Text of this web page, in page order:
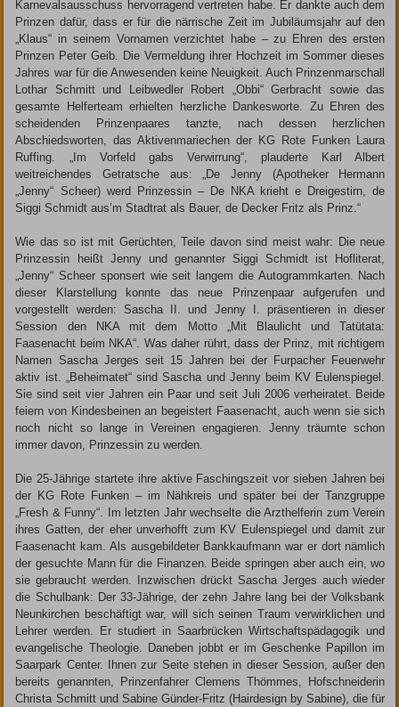
Karnevalsausschuss hervorragend vertreten habe. Er dankte auch dem
Prinzen dafür, dass er für die närrische Zeit im Jubiläumsjahr auf den
„Klaus“ in seinem Vornamen verzichtet habe – zu Ehren des ersten
Prinzen Peter Geib. Die Vermeldung ihrer Hochzeit im Sommer dieses
Jahres war für die Anwesenden keine Neuigkeit. Auch Prinzenmarschall
Lothar Schmitt und Leibwedler Robert „Obbi“ Gerbracht sowie das
gesamte Helferteam erhielten herzliche Dankesworte. Zu Ehren des
scheidenden Prinzenpaares tanzte, nach dessen herzlichen
Abschiedsworten, das Aktivenmariechen der KG Rote Funken Laura
Ruffing. „Im Vorfeld gabs Verwirrung“, plauderte Karl Albert
weitreichendes Getratsche aus: „De Jenny (Apotheker Hermann
„Jenny“ Scheer) werd Prinzessin – De NKA krieht e Dreigestirn, de
Siggi Schmidt aus’m Stadtrat als Bauer, de Decker Fritz als Prinz.“
Wie das so ist mit Gerüchten, Teile davon sind meist wahr: Die neue
Prinzessin heißt Jenny und genannter Siggi Schmidt ist Hofliterat,
„Jenny“ Scheer sponsert wie seit langem die Autogrammkarten. Nach
dieser Klarstellung konnte das neue Prinzenpaar aufgerufen und
vorgestellt werden: Sascha II. und Jenny I. präsentieren in dieser
Session den NKA mit dem Motto „Mit Blaulicht und Tatütata:
Faasenacht beim NKA“. Was daher rührt, dass der Prinz, mit richtigem
­Namen Sascha Jerges seit 15 Jahren bei der Furpacher Feuerwehr
aktiv ist. „Beheimatet“ sind Sascha und Jenny beim KV Eulenspiegel.
Sie sind seit vier Jahren ein Paar und seit Juli 2006 verheiratet. Beide
feiern von Kindesbeinen an begeistert Faasenacht, auch wenn sie sich
noch nicht so lange in Vereinen engagieren. Jenny träumte schon
immer davon, Prinzessin zu werden.
Die 25-Jährige startete ihre aktive Faschingszeit vor sieben Jahren bei
der KG Rote Funken – im Nähkreis und später bei der Tanzgruppe
„Fresh & Funny“. Im letzten Jahr wechselte die Arzthelferin zum Verein
ihres Gatten, der eher unverhofft zum KV Eulenspiegel und damit zur
Faasenacht kam. Als ausgebildeter Bankkaufmann war er dort nämlich
der gesuchte Mann für die Finanzen. Beide springen aber auch ein, wo
sie gebraucht werden. Inzwischen drückt Sascha Jerges auch wieder
die Schulbank: Der 33-Jährige, der zehn Jahre lang bei der Volksbank
Neunkirchen beschäftigt war, will sich seinen Traum verwirklichen und
Lehrer werden. Er studiert in Saarbrücken Wirtschaftspädagogik und
evangelische Theologie. Daneben jobbt er im Geschenke Papillon im
Saarpark Center. Ihnen zur Seite stehen in dieser Session, außer den
bereits genannten, Prinzenfahrer Clemens Thömmes, Hofschneiderin
Christa Schmitt und Sabine Günder-Fritz (Hairdesign by Sabine), die für